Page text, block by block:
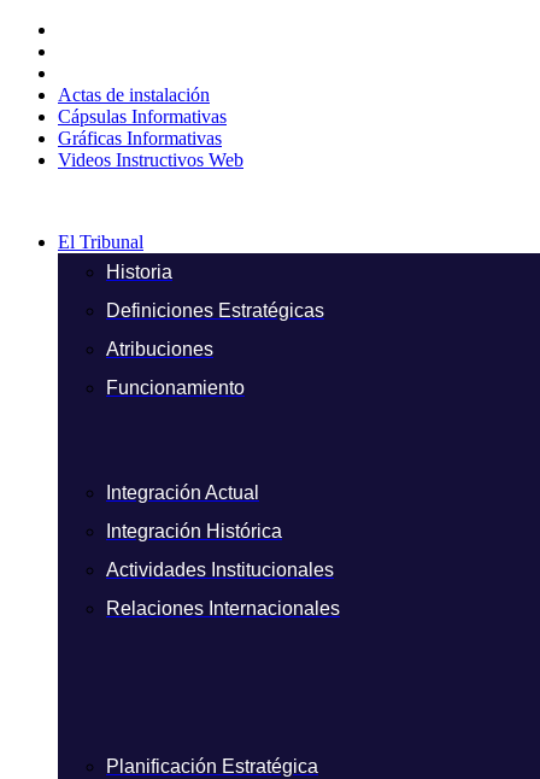
contenido
Actas de instalación
Cápsulas Informativas
Gráficas Informativas
Videos Instructivos Web
El Tribunal
Historia
Definiciones Estratégicas
Atribuciones
Funcionamiento
Integración Actual
Integración Histórica
Actividades Institucionales
Relaciones Internacionales
Planificación Estratégica